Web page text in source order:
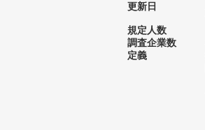
更新日
規定人数
調査企業数
定義